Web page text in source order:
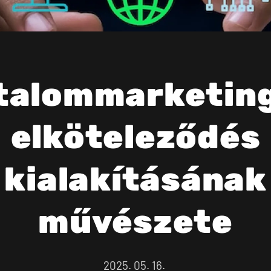
elköteleződés
kialakításának
művészete
2025. 05. 16.